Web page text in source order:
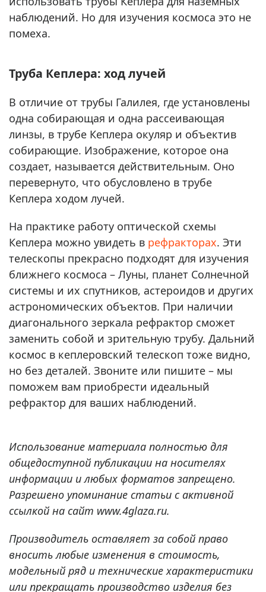
наблюдений. Но для изучения космоса это не
помеха.
Труба Кеплера: ход лучей
В отличие от трубы Галилея, где установлены
одна собирающая и одна рассеивающая
линзы, в трубе Кеплера окуляр и объектив
собирающие. Изображение, которое она
создает, называется действительным. Оно
перевернуто, что обусловлено в трубе
Кеплера ходом лучей.
На практике работу оптической схемы
Кеплера можно увидеть в рефракторах. Эти
телескопы прекрасно подходят для изучения
ближнего космоса – Луны, планет Солнечной
системы и их спутников, астероидов и других
астрономических объектов. При наличии
диагонального зеркала рефрактор сможет
заменить собой и зрительную трубу. Дальний
космос в кеплеровский телескоп тоже видно,
но без деталей. Звоните или пишите – мы
поможем вам приобрести идеальный
рефрактор для ваших наблюдений.
Использование материала полностью для
общедоступной публикации на носителях
информации и любых форматов запрещено.
Разрешено упоминание статьи с активной
ссылкой на сайт www.4glaza.ru.
Производитель оставляет за собой право
вносить любые изменения в стоимость,
модельный ряд и технические характеристики
или прекращать производство изделия без